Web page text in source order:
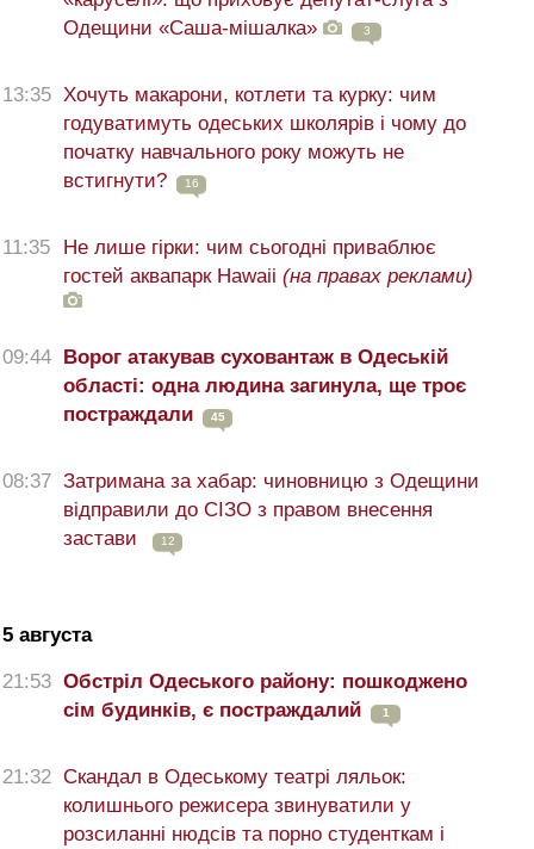
Одещини «Саша-мішалка»
3
13:35 Хочуть макарони, котлети та курку: чим
годуватимуть одеських школярів і чому до
початку навчального року можуть не
встигнути?
16
11:35
Не лише гірки: чим сьогодні приваблює
гостей аквапарк Hawaii (на правах реклами)
09:44
Ворог атакував суховантаж в Одеській
області: одна людина загинула, ще троє
постраждали
45
08:37 Затримана за хабар: чиновницю з Одещини
відправили до СІЗО з правом внесення
застави
12
5 августа
21:53 Обстріл Одеського району: пошкоджено
сім будинків, є постраждалий
1
21:32 Скандал в Одеському театрі ляльок:
колишнього режисера звинуватили у
розсиланні нюдсів та порно студенткам і